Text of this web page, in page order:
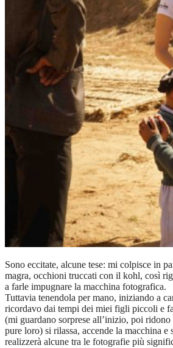
Sono eccitate, alcune tese: mi colpisce in
magra, occhioni truccati con il kohl, così
a farle impugnare la macchina fotografica.
Tuttavia tenendola per mano, iniziando a
ricordavo dai tempi dei miei figli piccoli e
(mi guardano sorprese all’inizio, poi
pure loro) si rilassa, accende la macchina e
realizzerà alcune tra le fotografie più